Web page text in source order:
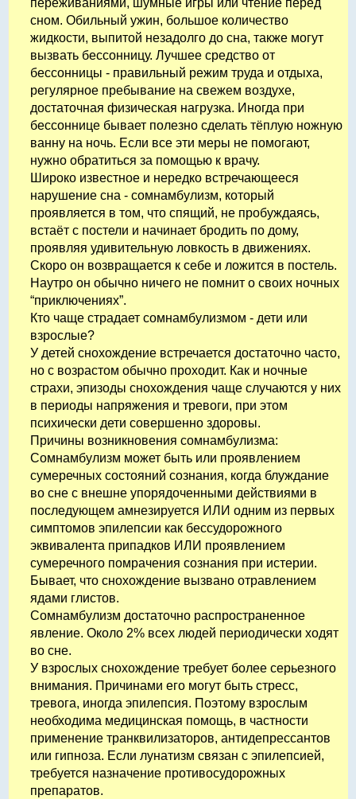
переживаниями, шумные игры или чтение перед
сном. Обильный ужин, большое количество
жидкости, выпитой незадолго до сна, также могут
вызвать бессонницу. Лучшее средство от
бессонницы - правильный режим труда и отдыха,
регулярное пребывание на свежем воздухе,
достаточная физическая нагрузка. Иногда при
бессоннице бывает полезно сделать тёплую ножную
ванну на ночь. Если все эти меры не помогают,
нужно обратиться за помощью к врачу.
Широко известное и нередко встречающееся
нарушение сна - сомнамбулизм, который
проявляется в том, что спящий, не пробуждаясь,
встаёт с постели и начинает бродить по дому,
проявляя удивительную ловкость в движениях.
Скоро он возвращается к себе и ложится в постель.
Наутро он обычно ничего не помнит о своих ночных
“приключениях”.
Кто чаще страдает сомнамбулизмом - дети или
взрослые?
У детей снохождение встречается достаточно часто,
но с возрастом обычно проходит. Как и ночные
страхи, эпизоды снохождения чаще случаются у них
в периоды напряжения и тревоги, при этом
психически дети совершенно здоровы.
Причины возникновения сомнамбулизма:
Сомнамбулизм может быть или проявлением
сумеречных состояний сознания, когда блуждание
во сне с внешне упорядоченными действиями в
последующем амнезируется ИЛИ одним из первых
симптомов эпилепсии как бессудорожного
эквивалента припадков ИЛИ проявлением
сумеречного помрачения сознания при истерии.
Бывает, что снохождение вызвано отравлением
ядами глистов.
Сомнамбулизм достаточно распространенное
явление. Около 2% всех людей периодически ходят
во сне.
У взрослых снохождение требует более серьезного
внимания. Причинами его могут быть стресс,
тревога, иногда эпилепсия. Поэтому взрослым
необходима медицинская помощь, в частности
применение транквилизаторов, антидепрессантов
или гипноза. Если лунатизм связан с эпилепсией,
требуется назначение противосудорожных
препаратов.